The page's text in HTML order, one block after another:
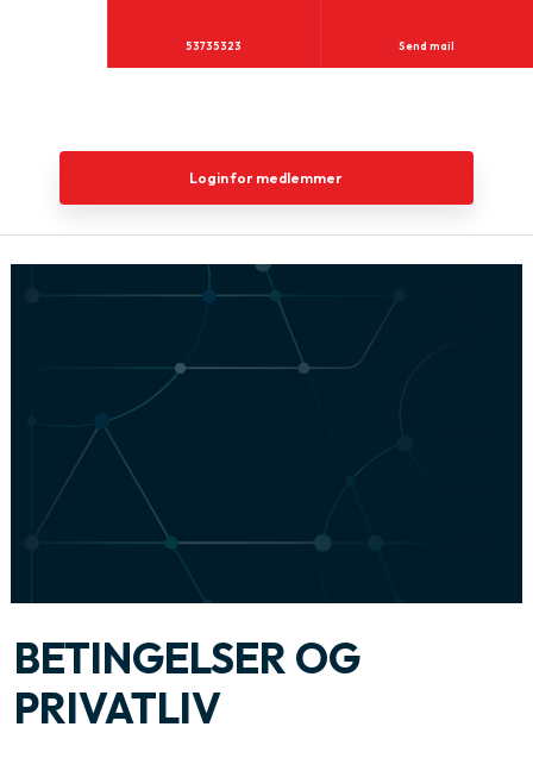
Login for medlemmer
53735323 Send mail
BETINGELSER OG
PRIVATLIV